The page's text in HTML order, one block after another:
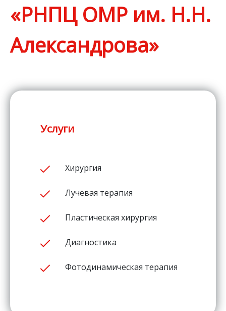
«РНПЦ ОМР им. Н.Н.
Александрова»
Услуги
Хирургия
Лучевая терапия
Пластическая хирургия
Диагностика
Фотодинамическая терапия